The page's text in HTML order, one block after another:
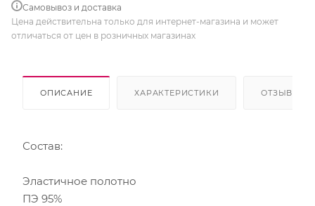
Самовывоз и доставка
Цена действительна только для интернет-магазина и может
отличаться от цен в розничных магазинах
ОПИСАНИЕ ХАРАКТЕРИСТИКИ ОТЗЫВЫ
Состав:
Эластичное полотно
ПЭ 95%